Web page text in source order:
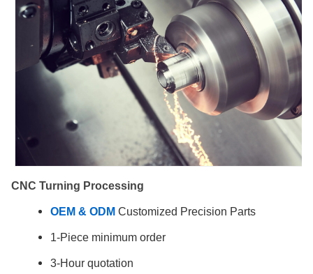
CNC Turning Processing
OEM & ODM Customized Precision Parts
1-Piece minimum order
3-Hour quotation